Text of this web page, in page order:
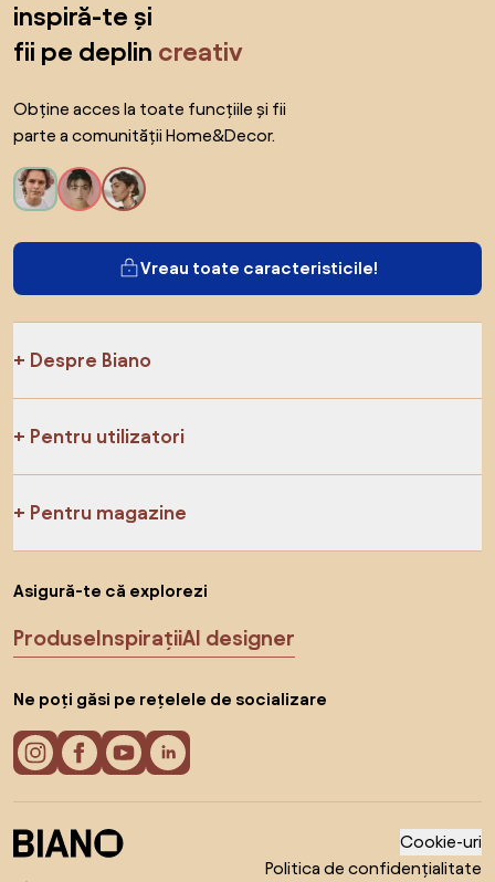
inspiră-te și
fii pe deplin creativ
Obține acces la toate funcțiile și fii
parte a comunității Home&Decor.
Vreau toate caracteristicile!
Despre Biano
Pentru utilizatori
Pentru magazine
Asigură-te că explorezi
ProduseInspirațiiAI designer
Ne poți găsi pe rețelele de socializare
Cookie-uri
Politica de confidențialitate